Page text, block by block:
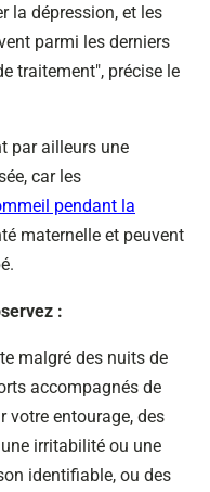
la dépression, et les
parmi les derniers
traitement", précise le
par ailleurs une
car les
pendant la
maternelle et peuvent
:
malgré des nuits de
accompagnés de
votre entourage, des
irritabilité ou une
identifiable, ou des